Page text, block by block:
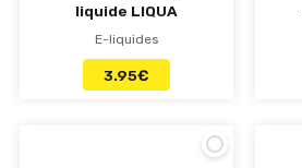
liquide LIQUA
E-liquides
3.95€